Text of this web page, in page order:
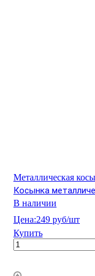
Металлическая
Косынка
В наличии
Цена:249 руб/шт
Купить